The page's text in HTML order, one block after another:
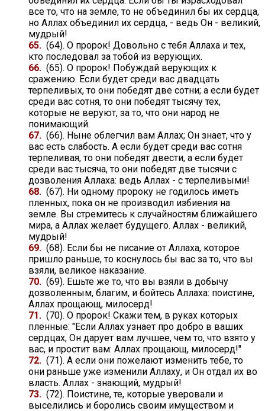
все то, что на земле, то не объединил бы их сердца,
но Аллах объединил их сердца, - ведь Он - великий,
мудрый!
65. (64). О пророк! Довольно с тебя Аллаха и тех,
кто последовал за тобой из верующих.
66. (65). О пророк! Побуждай верующих к
сражению. Если будет среди вас двадцать
терпеливых, то они победят две сотни; а если будет
среди вас сотня, то они победят тысячу тех,
которые не веруют, за то, что они народ не
понимающий.
67. (66). Ныне облегчил вам Аллах; Он знает, что у
вас есть слабость. А если будет среди вас сотня
терпеливая, то они победят двести, а если будет
среди вас тысяча, то они победят две тысячи с
дозволения Аллаха: ведь Аллах - с терпеливыми!
68. (67). Ни одному пророку не годилось иметь
пленных, пока он не производил избиения на
земле. Вы стремитесь к случайностям ближайшего
мира, а Аллах желает будущего. Аллах - великий,
мудрый!
69. (68). Если бы не писание от Аллаха, которое
пришло раньше, то коснулось бы вас за то, что вы
взяли, великое наказание.
70. (69). Ешьте же то, что вы взяли в добычу
дозволенным, благим, и бойтесь Аллаха: поистине,
Аллах прощающ, милосерд!
71. (70). О пророк! Скажи тем, в руках которых
пленные: "Если Аллах узнает про добро в ваших
сердцах, Он дарует вам лучшее, чем то, что взято у
вас, и простит вам: Аллах прощающ, милосерд!"
72. (71). А если они пожелают изменить тебе, то
они раньше уже изменили Аллаху, и Он отдал их во
власть. Аллах - знающий, мудрый!
73. (72). Поистине, те, которые уверовали и
выселились и боролись своим имуществом и